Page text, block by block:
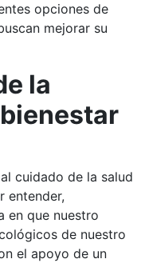
opciones de
mejorar su
la
cuidado de la salud
entender,
en que nuestro
de nuestro
el apoyo de un